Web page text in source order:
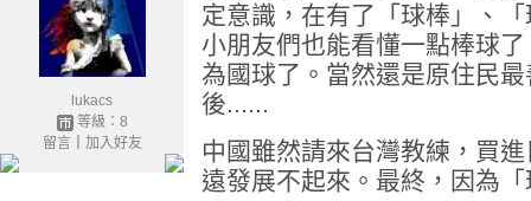
lukacs
等級：8
留言｜ 加入好友
定意識，在有了「球棒」、
小朋友們也能看懂一點棒球
為國球了。當然還是原住民
後......
中國雖然請來台灣教練，買
遠發展不起來。最終，因為